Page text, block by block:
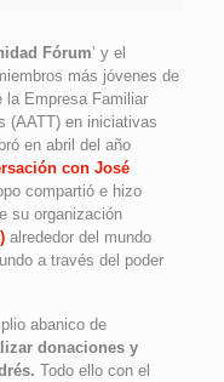
Fórum’ y el
más jóvenes de
la Empresa Familiar
(AATT) en iniciativas
en abril del año
con José
compartió e hizo
su organización
alrededor del mundo
a través del poder
abanico de
donaciones y
Todo ello con el